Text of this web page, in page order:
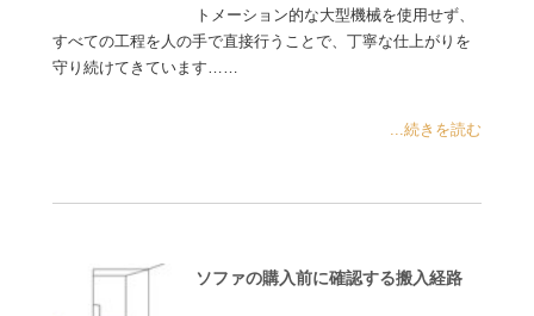
トメーション的な大型機械を使用せず、
すべての工程を人の手で直接行うことで、丁寧な仕上がりを
守り続けてきています……
...続きを読む
ソファの購入前に確認する搬入経路